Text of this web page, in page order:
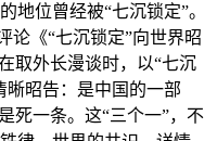
地位曾经被“七沉锁定”。
论《“七沉锁定”向世界昭
取外长漫谈时，以“七沉
晰昭告：是中国的一部
死一条。这“三个一”，不